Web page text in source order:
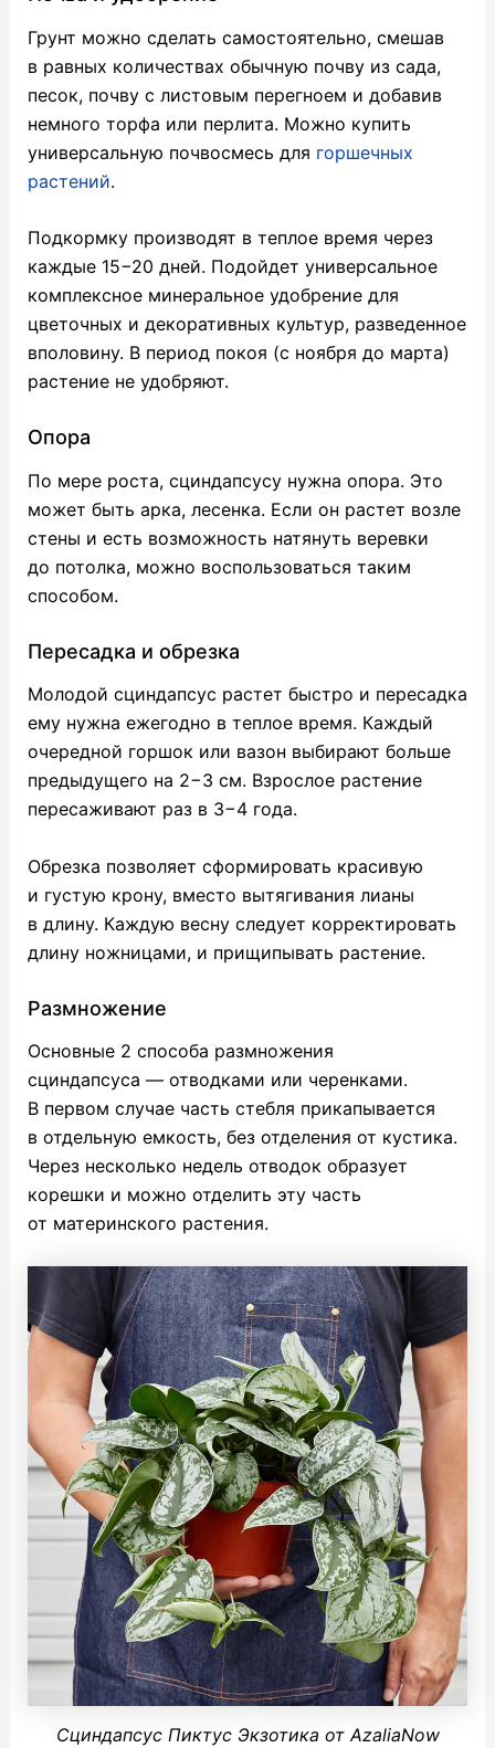
Грунт можно сделать самостоятельно, смешав
в равных количествах обычную почву из сада,
песок, почву с листовым перегноем и добавив
немного торфа или перлита. Можно купить
универсальную почвосмесь для горшечных
растений.
Подкормку производят в теплое время через
каждые 15−20 дней. Подойдет универсальное
комплексное минеральное удобрение для
цветочных и декоративных культур, разведенное
вполовину. В период покоя (с ноября до марта)
растение не удобряют.
Опора
По мере роста, сциндапсусу нужна опора. Это
может быть арка, лесенка. Если он растет возле
стены и есть возможность натянуть веревки
до потолка, можно воспользоваться таким
способом.
Пересадка и обрезка
Молодой сциндапсус растет быстро и пересадка
ему нужна ежегодно в теплое время. Каждый
очередной горшок или вазон выбирают больше
предыдущего на 2−3 см. Взрослое растение
пересаживают раз в 3−4 года.
Обрезка позволяет сформировать красивую
и густую крону, вместо вытягивания лианы
в длину. Каждую весну следует корректировать
длину ножницами, и прищипывать растение.
Размножение
Основные 2 способа размножения
сциндапсуса — отводками или черенками.
В первом случае часть стебля прикапывается
в отдельную емкость, без отделения от кустика.
Через несколько недель отводок образует
корешки и можно отделить эту часть
от материнского растения.
Сциндапсус Пиктус Экзотика от AzaliaNow